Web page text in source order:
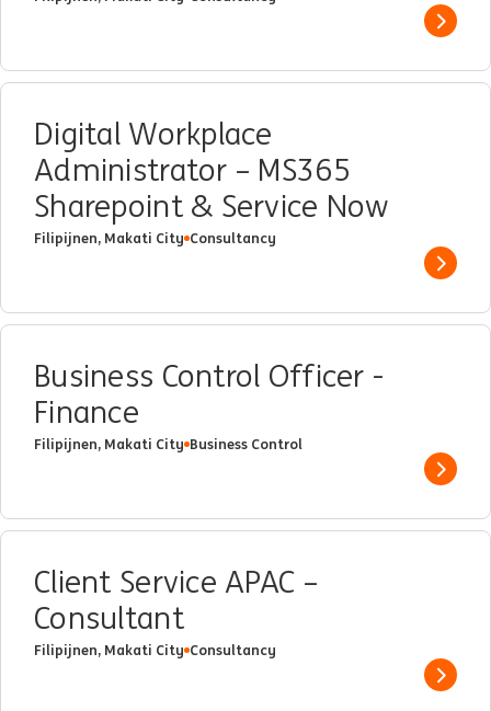
Show
Digital Workplace
Administrator – MS365
Sharepoint & Service Now
Filipijnen, Makati City Consultancy
Show
Business Control Officer -
Finance
Filipijnen, Makati City Business Control
Show
Client Service APAC –
Consultant
Filipijnen, Makati City Consultancy
Show